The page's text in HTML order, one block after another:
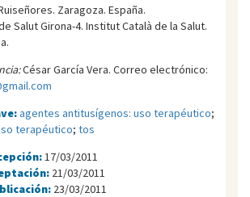
Zaragoza. España.
Salut Girona-4. Institut Català de la Salut.
César García Vera. Correo electrónico:
agentes antitusígenos: uso terapéutico;
terapéutico; tos
17/03/2011
21/03/2011
23/03/2011